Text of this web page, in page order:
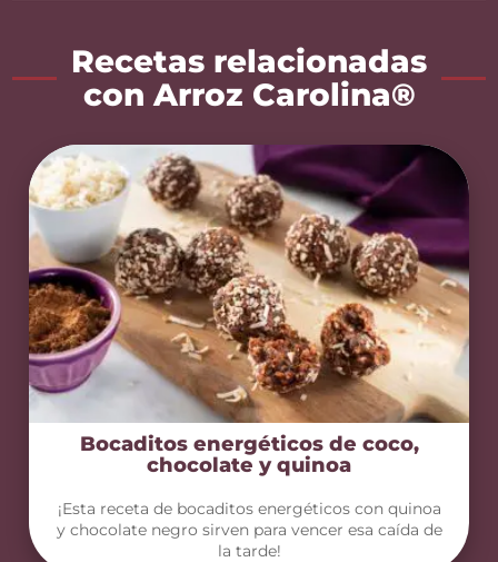
Recetas relacionadas
con Arroz Carolina®
Bocaditos energéticos de coco,
chocolate y quinoa
¡Esta receta de bocaditos energéticos con quinoa
y chocolate negro sirven para vencer esa caída de
la tarde!